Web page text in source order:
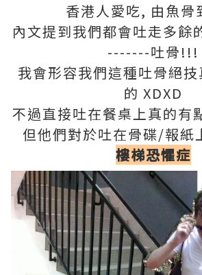
香港人愛吃, 由魚骨
內文提到我們都會吐走多
-------吐骨!!!
我會形容我們這種吐骨絕
的 XDXD
不過直接吐在餐桌上真的
但他們對於吐在骨碟/報
樓梯恐懼症